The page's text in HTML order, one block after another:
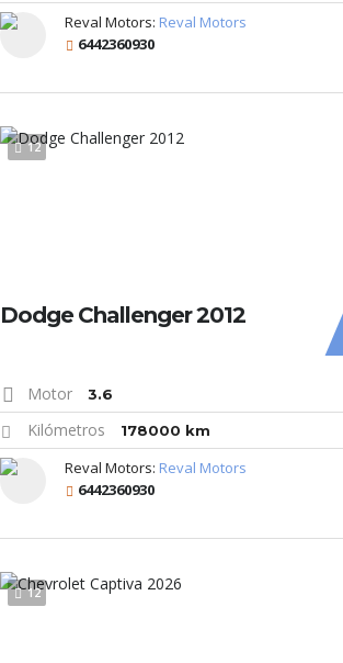
Reval Motors: Reval Motors
6442360930
12
Dodge Challenger 2012
Motor 3.6
Kilómetros 178000 km
Reval Motors: Reval Motors
6442360930
12